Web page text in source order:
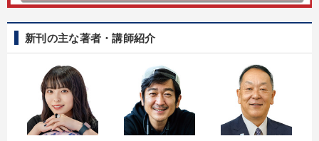
新刊の主な著者・講師紹介